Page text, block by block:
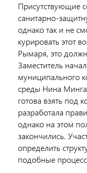
Присутствующие
санитарно-
однако так и не
курировать этот
Рымаря, это
Заместитель
муниципального
среды Нина
готова взять под
разработала
однако на этом
закончились.
определить
подобные